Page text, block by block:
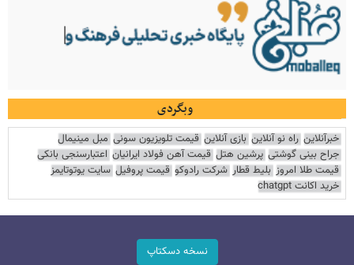
وبگردی
خبرآنلاین راه نو آنلاین بازی آنلاین قیمت تلویزیون سونی مبل مینیمال
جراح بینی گوشتی پرشین هتل قیمت آهن فولاد ایرانیان اعتبارسنجی بانکی
قیمت طلا امروز بلیط قطار شرکت رادوکو قیمت پروفیل سایت یوتوتایمز
خرید اکانت chatgpt
نسخه دسکتاپ